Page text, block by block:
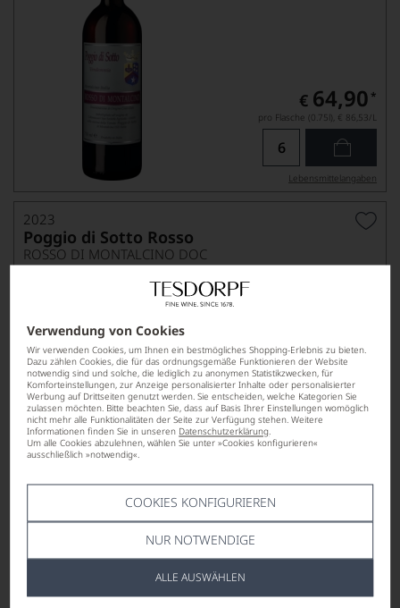
Verwendung von Cookies
Wir verwenden Cookies, um Ihnen ein bestmögliches Shopping-Erlebnis zu bieten.
Dazu zählen Cookies, die für das ordnungsgemäße Funktionieren der Website
notwendig sind und solche, die lediglich zu anonymen Statistikzwecken, für
Komforteinstellungen, zur Anzeige personalisierter Inhalte oder personalisierter
Werbung auf Drittseiten genutzt werden. Sie entscheiden, welche Kategorien Sie
zulassen möchten. Bitte beachten Sie, dass auf Basis Ihrer Einstellungen womöglich
nicht mehr alle Funktionalitäten der Seite zur Verfügung stehen. Weitere
Informationen finden Sie in unseren Datenschutzerklärung.
Um alle Cookies abzulehnen, wählen Sie unter »Cookies konfigurieren«
ausschließlich »notwendig«.
COOKIES KONFIGURIEREN
NUR NOTWENDIGE
ALLE AUSWÄHLEN
€ 64,90 *
pro Flasche (0.75l), € 86,53/L
Lebensmittel­angaben
2023
Poggio di Sotto Rosso
ROSSO DI MONTALCINO DOC
€67,90
Lebensmittel­angaben
2022
Poliziano Vino Nobile
VINO NOBILE DI MONTEPULCIANO DOCG